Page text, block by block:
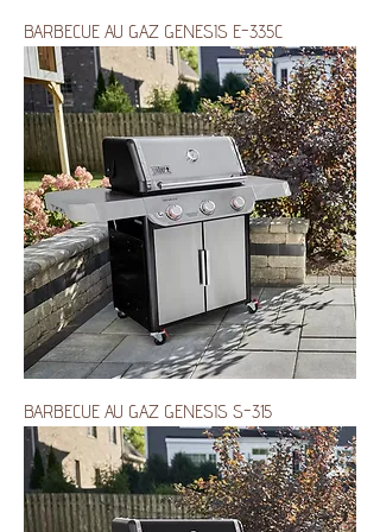
BARBECUE AU GAZ GENESIS E-335C
BARBECUE AU GAZ GENESIS S-315